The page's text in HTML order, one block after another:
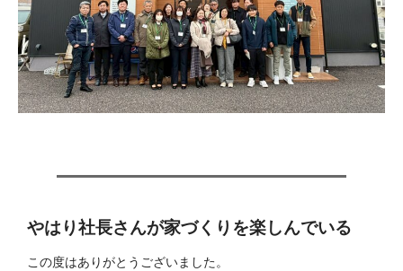
やはり社長さんが家づくりを楽しんでいる
この度はありがとうございました。